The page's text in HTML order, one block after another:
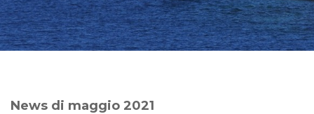
News di maggio 2021